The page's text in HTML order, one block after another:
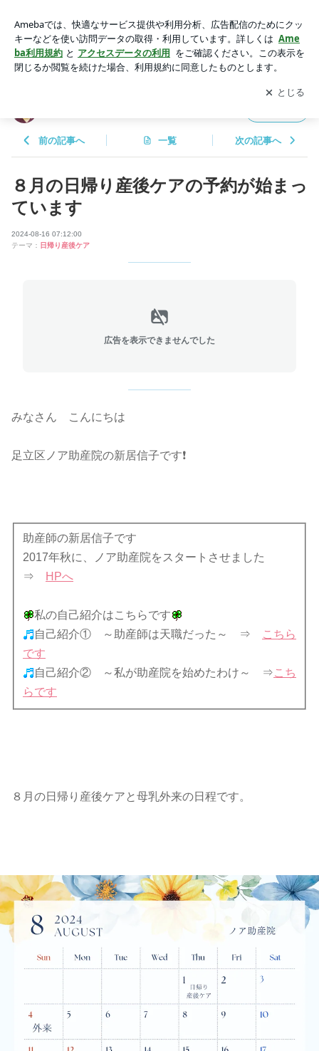
産院 ハッピー子育て指南
アプリをダウンロードして ブログの更新通知
を受け取りまし
ょう。
開く
前の記事へ 一覧 次の記事へ
８月の日帰り産後ケアの予約が始まっ
ています
2024-08-16 07:12:00
テーマ： 日帰り産後ケア
広告を表示できませんでした
みなさん こんにちは
足立区ノア助産院の新居信子です❗
助産師の新居信子です
2017年秋に、ノア助産院をスタートさせました
⇒
HPへ
私の自己紹介はこちらです
自己紹介① ～助産師は天職だった～
⇒
こちら
です
自己紹介② ～私が助産院を始めたわけ～
⇒こち
らです
８月の日帰り産後ケアと母乳外来の日程です。